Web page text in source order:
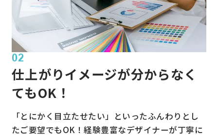
02
仕上がりイメージが分からなく
てもOK！
「とにかく目立たせたい」といったふんわりとし
たご要望でもOK！経験豊富なデザイナーが丁寧に